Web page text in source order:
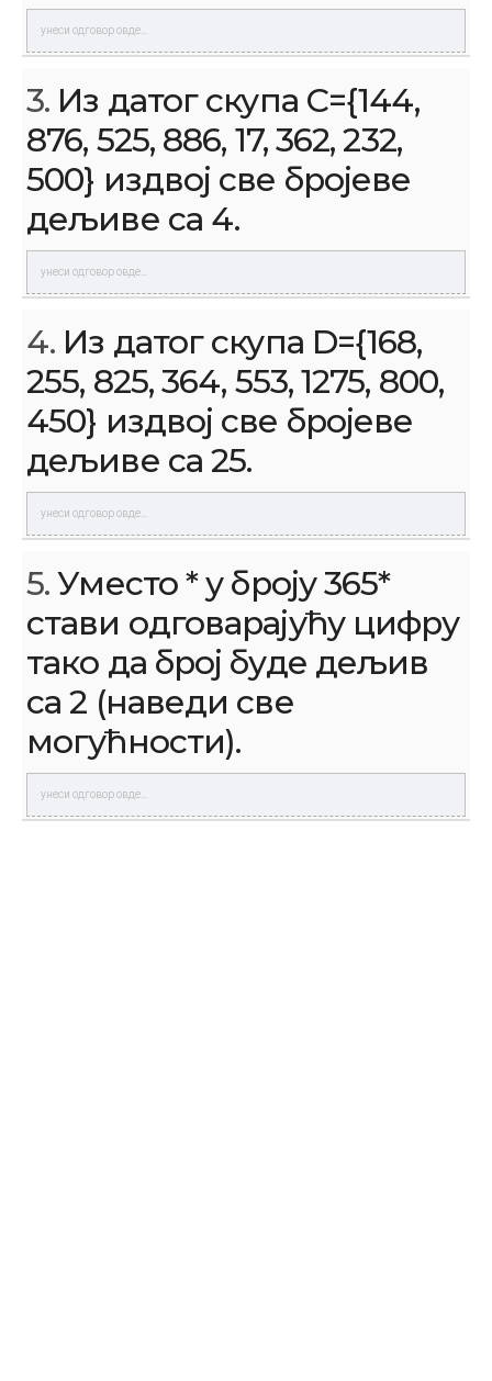
3. Из датог скупа C={144,
876, 525, 886, 17, 362, 232,
500} издвој све бројеве
дељиве са 4.
4. Из датог скупа D={168,
255, 825, 364, 553, 1275, 800,
450} издвој све бројеве
дељиве са 25.
5.Уместо * у броју 365*
стави одговарајућу цифру
тако да број буде дељив
са 2 (наведи све
могућности).